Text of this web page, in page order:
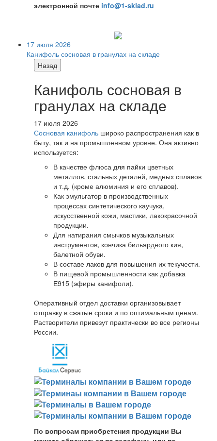
электронной почте info@1-sklad.ru
17 июля 2026
Канифоль сосновая в гранулах на складе
Назад
Канифоль сосновая в
гранулах на складе
17 июля 2026
Сосновая канифоль широко распространения как в
быту, так и на промышленном уровне. Она активно
используется:
В качестве флюса для пайки цветных
металлов, стальных деталей, медных сплавов
и т.д. (кроме алюминия и его сплавов).
Как эмульгатор в производственных
процессах синтетического каучука,
искусственной кожи, мастики, лакокрасочной
продукции.
Для натирания смычков музыкальных
инструментов, кончика бильярдного кия,
балетной обуви.
В составе лаков для повышения их текучести.
В пищевой промышленности как добавка
Е915 (эфиры канифоли).
Оперативный отдел доставки организовывает
отправку в сжатые сроки и по оптимальным ценам.
Растворители привезут практически во все регионы
России.
По вопросам приобретения продукции Вы